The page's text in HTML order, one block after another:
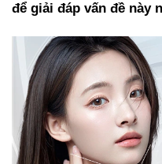
để giải đáp vấn đề này